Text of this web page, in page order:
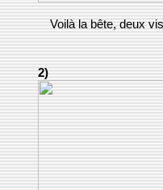
Voilà la bête, deux
2)